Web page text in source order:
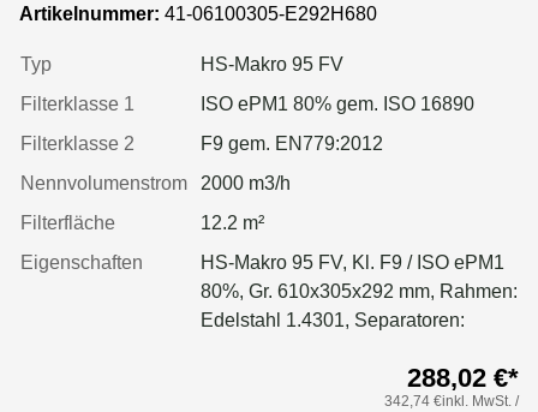
Dichtung: einseitig, geschäumt
Artikelnummer: 41-06100305-E292H680
Typ
HS-Makro 95 FV
Filterklasse 1
ISO ePM1 80% gem. ISO 16890
Filterklasse 2
F9 gem. EN779:2012
Nennvolumenstrom
2000 m3/h
Filterfläche
12.2 m²
Eigenschaften
HS-Makro 95 FV, Kl. F9 / ISO ePM1
80%, Gr. 610x305x292 mm, Rahmen:
Edelstahl 1.4301, Separatoren:
288,02 €*
342,74 €inkl. MwSt. /